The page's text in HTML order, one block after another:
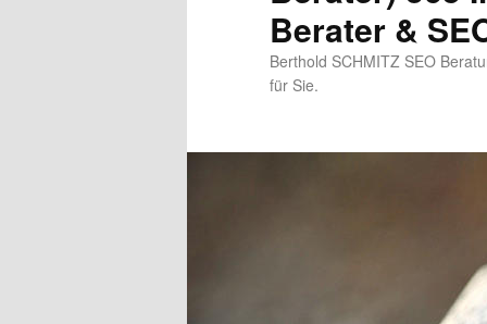
Berater &
Berthold SCHMITZ SEO
für Sie.